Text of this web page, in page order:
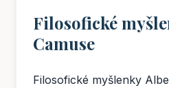
Filosofické
Camuse
Filosofické myšlenky